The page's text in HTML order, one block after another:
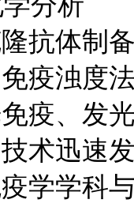
抗体制
疫浊度
疫、发
术迅速
学学科